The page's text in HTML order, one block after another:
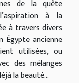
de la quête
à la
à travers divers
ancienne
utilisées, ou
des mélanges
la beauté...